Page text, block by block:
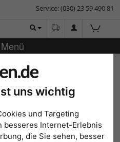
uns wichtig
und Targeting
besseres Internet-Erlebnis
die Sie sehen, besser
Service: (030) 23 59 490 81
Menü
Bilderrahmen
Linda für 2